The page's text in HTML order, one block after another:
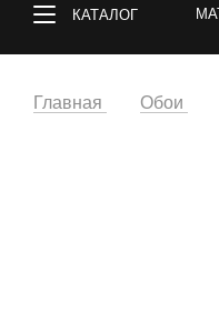
КАТАЛОГ
Главная Обои